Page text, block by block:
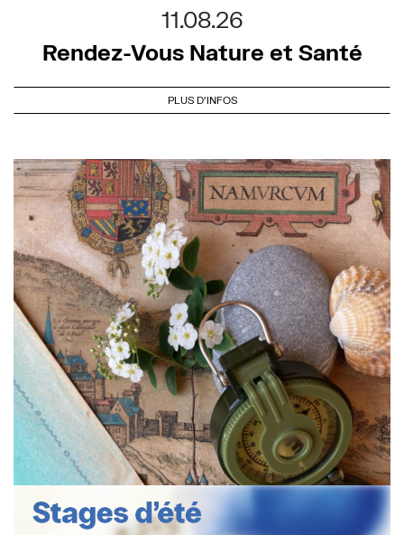
11.08.26
Rendez-Vous Nature et Santé
PLUS D'INFOS